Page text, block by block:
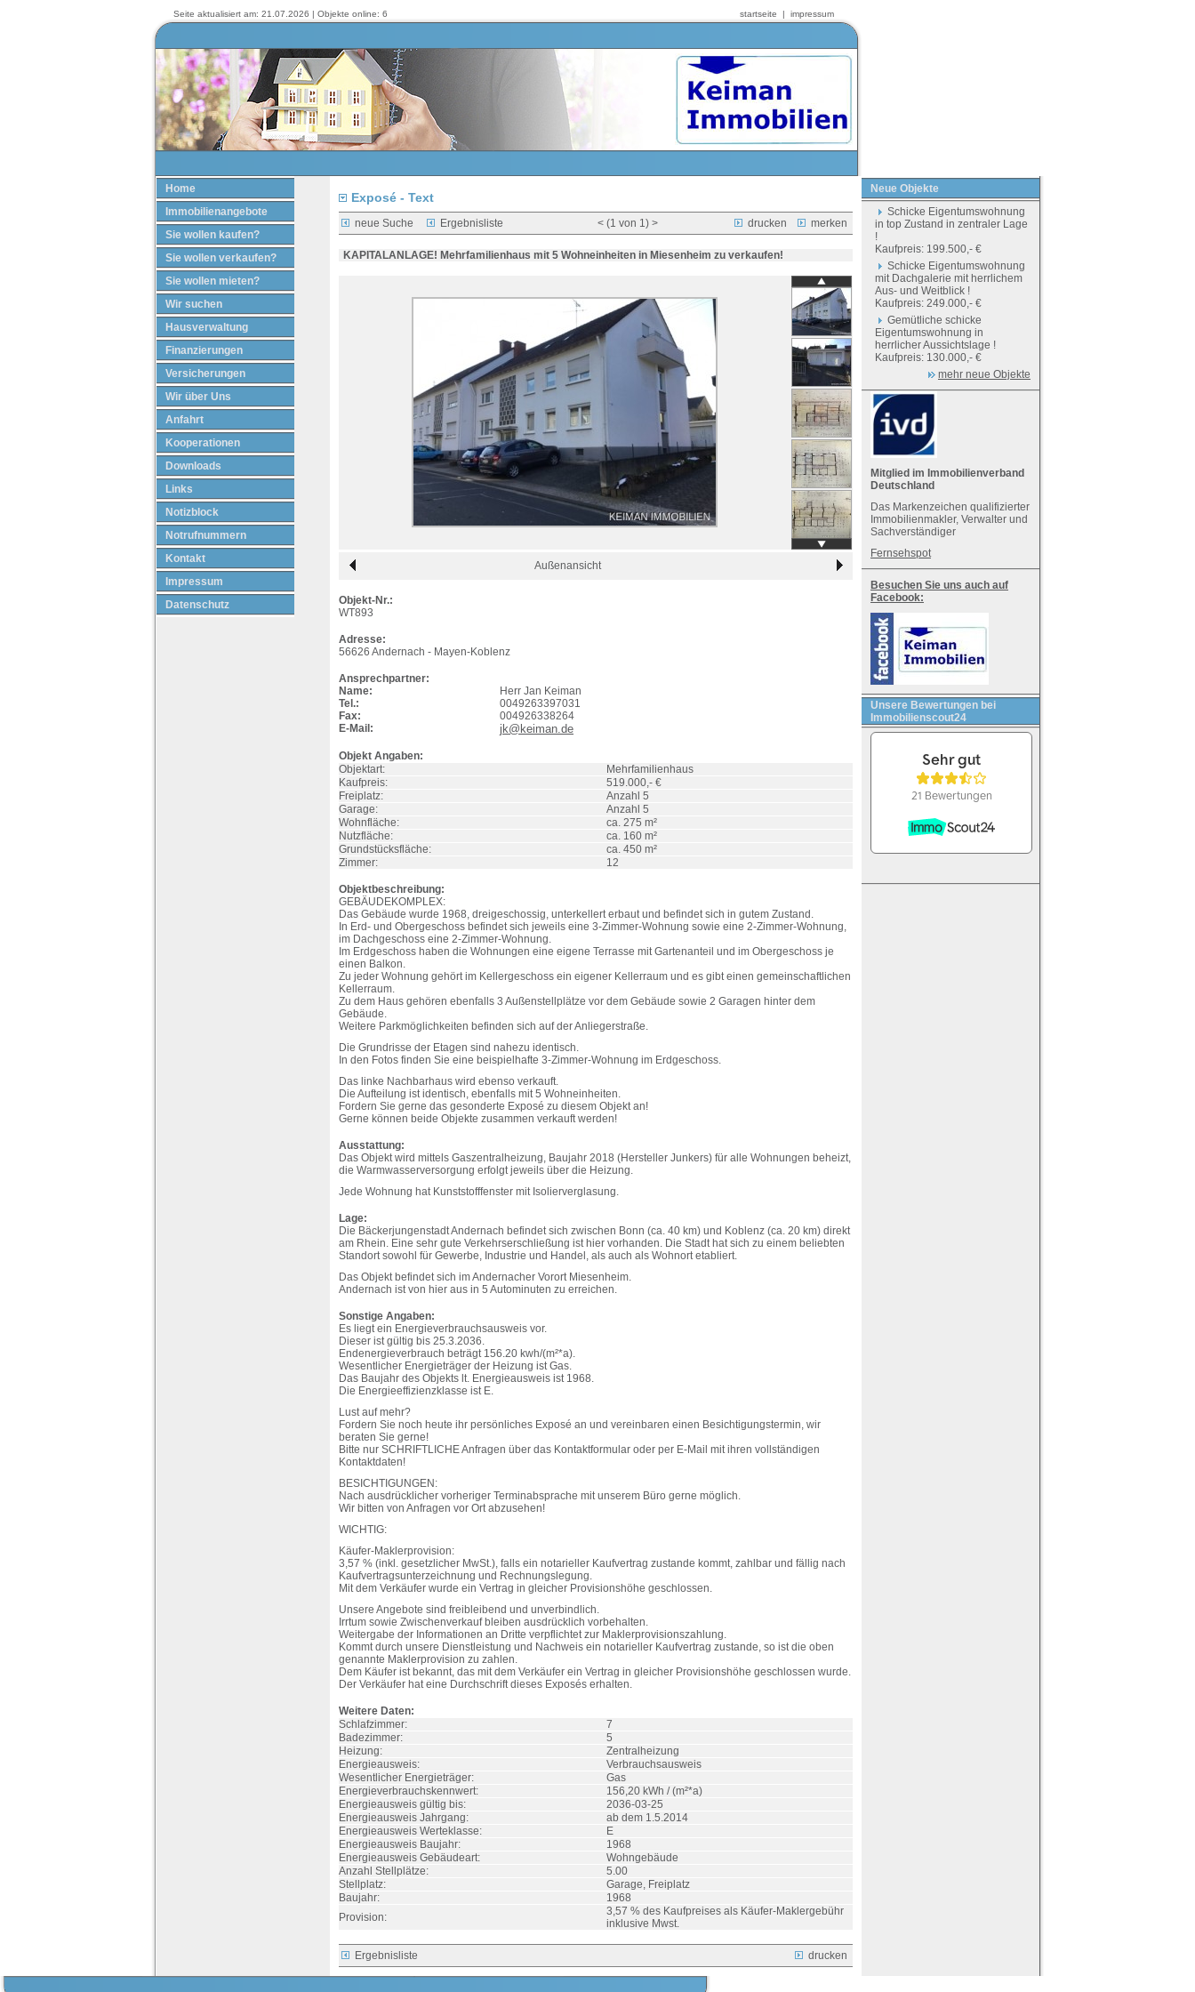
Seite aktualisiert am: 21.07.2026 | Objekte online: 6 startseite | impressum
Home
Immobilienangebote
Sie wollen kaufen?
Sie wollen verkaufen?
Sie wollen mieten?
Wir suchen
Hausverwaltung
Finanzierungen
Versicherungen
Wir über Uns
Anfahrt
Kooperationen
Downloads
Links
Notizblock
Notrufnummern
Kontakt
Impressum
Datenschutz
Exposé - Text
neue Suche Ergebnisliste < (1 von 1) > drucken merken
KAPITALANLAGE! Mehrfamilienhaus mit 5 Wohneinheiten in Miesenheim zu verkaufen!
Außenansicht
Objekt-Nr.:
WT893
Adresse:
56626 Andernach - Mayen-Koblenz
Ansprechpartner:
Name:
Herr Jan Keiman
Tel.:
0049263397031
Fax:
004926338264
E-Mail:
jk@keiman.de
Objekt Angaben:
Objektart:
Mehrfamilienhaus
Kaufpreis:
519.000,- €
Freiplatz:
Anzahl 5
Garage:
Anzahl 5
Wohnfläche:
ca. 275 m²
Nutzfläche:
ca. 160 m²
Grundstücksfläche:
ca. 450 m²
Zimmer:
12
Objektbeschreibung:
GEBÄUDEKOMPLEX:
Das Gebäude wurde 1968, dreigeschossig, unterkellert erbaut und befindet sich in gutem Zustand.
In Erd- und Obergeschoss befindet sich jeweils eine 3-Zimmer-Wohnung sowie eine 2-Zimmer-Wohnung,
im Dachgeschoss eine 2-Zimmer-Wohnung.
Im Erdgeschoss haben die Wohnungen eine eigene Terrasse mit Gartenanteil und im Obergeschoss je
einen Balkon.
Zu jeder Wohnung gehört im Kellergeschoss ein eigener Kellerraum und es gibt einen gemeinschaftlichen
Kellerraum.
Zu dem Haus gehören ebenfalls 3 Außenstellplätze vor dem Gebäude sowie 2 Garagen hinter dem
Gebäude.
Weitere Parkmöglichkeiten befinden sich auf der Anliegerstraße.
Die Grundrisse der Etagen sind nahezu identisch.
In den Fotos finden Sie eine beispielhafte 3-Zimmer-Wohnung im Erdgeschoss.
Das linke Nachbarhaus wird ebenso verkauft.
Die Aufteilung ist identisch, ebenfalls mit 5 Wohneinheiten.
Fordern Sie gerne das gesonderte Exposé zu diesem Objekt an!
Gerne können beide Objekte zusammen verkauft werden!
Ausstattung:
Das Objekt wird mittels Gaszentralheizung, Baujahr 2018 (Hersteller Junkers) für alle Wohnungen beheizt,
die Warmwasserversorgung erfolgt jeweils über die Heizung.
Jede Wohnung hat Kunststofffenster mit Isolierverglasung.
Lage:
Die Bäckerjungenstadt Andernach befindet sich zwischen Bonn (ca. 40 km) und Koblenz (ca. 20 km) direkt
am Rhein. Eine sehr gute Verkehrserschließung ist hier vorhanden. Die Stadt hat sich zu einem beliebten
Standort sowohl für Gewerbe, Industrie und Handel, als auch als Wohnort etabliert.
Das Objekt befindet sich im Andernacher Vorort Miesenheim.
Andernach ist von hier aus in 5 Autominuten zu erreichen.
Sonstige Angaben:
Es liegt ein Energieverbrauchsausweis vor.
Dieser ist gültig bis 25.3.2036.
Endenergieverbrauch beträgt 156.20 kwh/(m²*a).
Wesentlicher Energieträger der Heizung ist Gas.
Das Baujahr des Objekts lt. Energieausweis ist 1968.
Die Energieeffizienzklasse ist E.
Lust auf mehr?
Fordern Sie noch heute ihr persönliches Exposé an und vereinbaren einen Besichtigungstermin, wir
beraten Sie gerne!
Bitte nur SCHRIFTLICHE Anfragen über das Kontaktformular oder per E-Mail mit ihren vollständigen
Kontaktdaten!
BESICHTIGUNGEN:
Nach ausdrücklicher vorheriger Terminabsprache mit unserem Büro gerne möglich.
Wir bitten von Anfragen vor Ort abzusehen!
WICHTIG:
Käufer-Maklerprovision:
3,57 % (inkl. gesetzlicher MwSt.), falls ein notarieller Kaufvertrag zustande kommt, zahlbar und fällig nach
Kaufvertragsunterzeichnung und Rechnungslegung.
Mit dem Verkäufer wurde ein Vertrag in gleicher Provisionshöhe geschlossen.
Unsere Angebote sind freibleibend und unverbindlich.
Irrtum sowie Zwischenverkauf bleiben ausdrücklich vorbehalten.
Weitergabe der Informationen an Dritte verpflichtet zur Maklerprovisionszahlung.
Kommt durch unsere Dienstleistung und Nachweis ein notarieller Kaufvertrag zustande, so ist die oben
genannte Maklerprovision zu zahlen.
Dem Käufer ist bekannt, das mit dem Verkäufer ein Vertrag in gleicher Provisionshöhe geschlossen wurde.
Der Verkäufer hat eine Durchschrift dieses Exposés erhalten.
Weitere Daten:
Schlafzimmer:
7
Badezimmer:
5
Heizung:
Zentralheizung
Energieausweis:
Verbrauchsausweis
Wesentlicher Energieträger:
Gas
Energieverbrauchskennwert:
156,20 kWh / (m²*a)
Energieausweis gültig bis:
2036-03-25
Energieausweis Jahrgang:
ab dem 1.5.2014
Energieausweis Werteklasse:
E
Energieausweis Baujahr:
1968
Energieausweis Gebäudeart:
Wohngebäude
Anzahl Stellplätze:
5.00
Stellplatz:
Garage, Freiplatz
Baujahr:
1968
Provision:
3,57 % des Kaufpreises als Käufer-Maklergebühr
inklusive Mwst.
Ergebnisliste drucken
Neue Objekte
Schicke Eigentumswohnung
in top Zustand in zentraler Lage
!
Kaufpreis: 199.500,- €
Schicke Eigentumswohnung
mit Dachgalerie mit herrlichem
Aus- und Weitblick !
Kaufpreis: 249.000,- €
Gemütliche schicke
Eigentumswohnung in
herrlicher Aussichtslage !
Kaufpreis: 130.000,- €
mehr neue Objekte
Mitglied im Immobilienverband
Deutschland
Das Markenzeichen qualifizierter
Immobilienmakler, Verwalter und
Sachverständiger
Fernsehspot
Besuchen Sie uns auch auf
Facebook:
Unsere Bewertungen bei
Immobilienscout24